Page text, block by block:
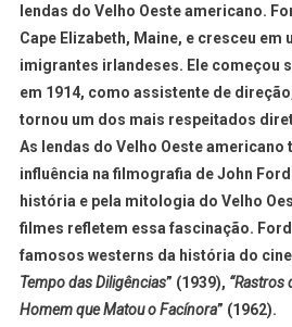
lendas do Velho Oeste americano.
Cape Elizabeth, Maine, e cresceu em
imigrantes irlandeses. Ele começou
em 1914, como assistente de
tornou um dos mais respeitados
As lendas do Velho Oeste americano
influência na filmografia de John
história e pela mitologia do Velho
filmes refletem essa fascinação.
famosos westerns da história do
Tempo das Diligências” (1939), “Rastros
Homem que Matou o Facínora” (1962).